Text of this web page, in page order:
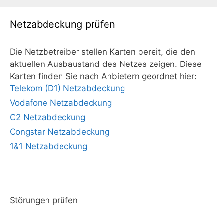
Netzabdeckung prüfen
Die Netzbetreiber stellen Karten bereit, die den
aktuellen Ausbaustand des Netzes zeigen. Diese
Karten finden Sie nach Anbietern geordnet hier:
Telekom (D1) Netzabdeckung
Vodafone Netzabdeckung
O2 Netzabdeckung
Congstar Netzabdeckung
1&1 Netzabdeckung
Störungen prüfen